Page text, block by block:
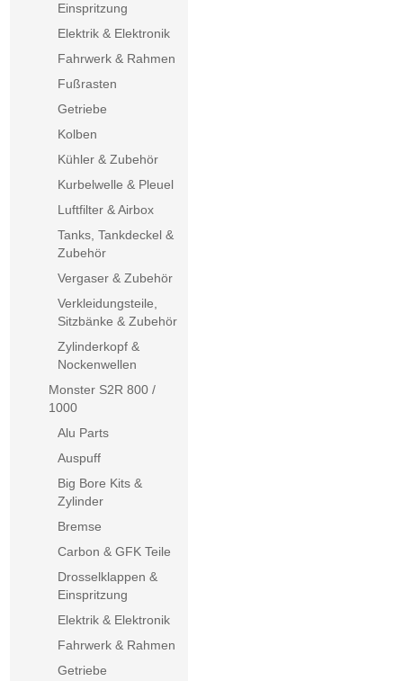
Einspritzung
Elektrik & Elektronik
Fahrwerk & Rahmen
Fußrasten
Getriebe
Kolben
Kühler & Zubehör
Kurbelwelle & Pleuel
Luftfilter & Airbox
Tanks, Tankdeckel &
Zubehör
Vergaser & Zubehör
Verkleidungsteile,
Sitzbänke & Zubehör
Zylinderkopf &
Nockenwellen
Monster S2R 800 /
1000
Alu Parts
Auspuff
Big Bore Kits &
Zylinder
Bremse
Carbon & GFK Teile
Drosselklappen &
Einspritzung
Elektrik & Elektronik
Fahrwerk & Rahmen
Getriebe